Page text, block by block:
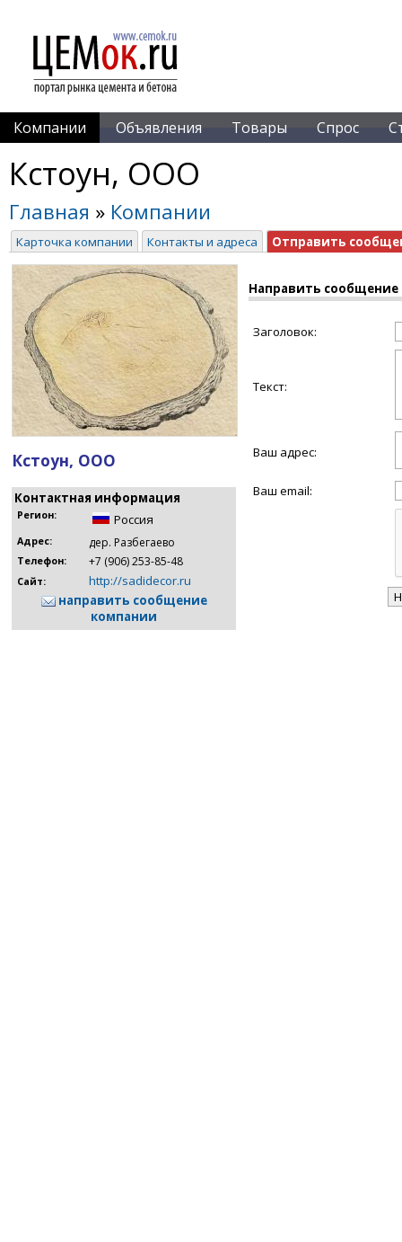
Компании Объявления Товары Спрос
Кстоун, ООО
Главная » Компании
Карточка компании Контакты и адреса Отправить
Кстоун, ООО
Контактная информация
Регион: Россия
Адрес: дер. Разбегаево
Телефон: +7 (906) 253-85-48
Сайт:
http://sadidecor.ru
направить сообщение
компании
Направить
Заголовок:
Текст:
Ваш адрес:
Ваш email: